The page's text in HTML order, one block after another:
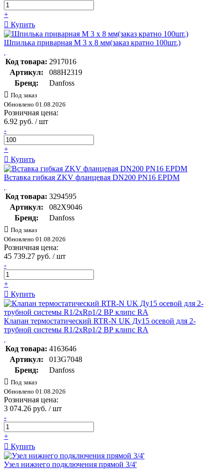
+
Купить
Шпилька приварная М 3 х 8 мм(заказ кратно 100шт.)
Код товара: 2917016
Артикул:
088H2319
Бренд:
Danfoss
Под заказ
Обновлено 01.08.2026
Розничная цена:
6.92 руб. / шт
-
+
Купить
Вставка гибкая ZKV фланцевая DN200 PN16 EPDM
Код товара: 3294595
Артикул:
082X9046
Бренд:
Danfoss
Под заказ
Обновлено 01.08.2026
Розничная цена:
45 739.27 руб. / шт
-
+
Купить
Клапан термостатический RTR-N UK Ду15 осевой для 2-
трубной системы R1/2xRp1/2 ВР клипс RA
Код товара: 4163646
Артикул:
013G7048
Бренд:
Danfoss
Под заказ
Обновлено 01.08.2026
Розничная цена:
3 074.26 руб. / шт
-
+
Купить
Узел нижнего подключения прямой 3/4'